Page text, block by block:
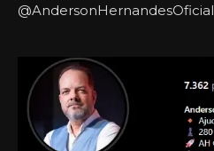
@AndersonHernandesOficial